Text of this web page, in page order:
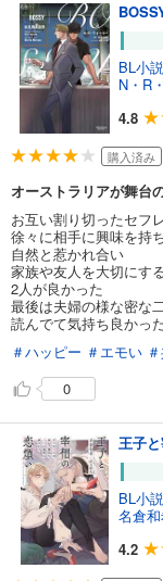
BL小説
N・R
4.8
購入済み
オーストラリアが舞台
お互い割り切ったセフ
徐々に相手に興味を持
自然と惹かれ合い
家族や友人を大切にす
2人が良かった
最後は夫婦の様な密な
読んでて気持ち良かっ
＃ハッピー ＃エモい
0
BL小説
名倉
4.2